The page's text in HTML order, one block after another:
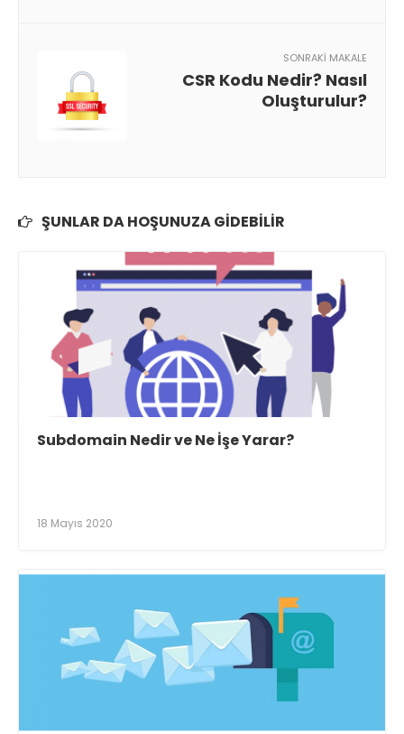
SONRAKI MAKALE
CSR Kodu Nedir? Nasıl
Oluşturulur?
ŞUNLAR DA HOŞUNUZA GIDEBILIR
Subdomain Nedir ve Ne İşe Yarar?
18 Mayıs 2020